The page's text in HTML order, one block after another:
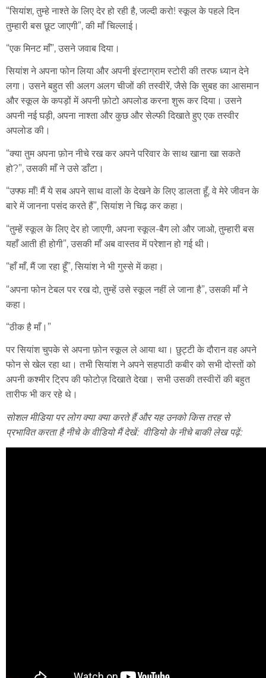
“सियांश, तुम्हे नाश्ते के लिए देर हो रही है, जल्दी करो! स्कूल के पहले दिन
तुम्हारी बस छूट जाएगी”, की माँ चिल्लाई।
“एक मिनट माँ”, उसने जवाब दिया।
सियांश ने अपना फोन लिया और अपनी इंस्टाग्राम स्टोरी की तरफ ध्यान देने
लगा। उसने बहुत सी अलग अलग चीजों की तस्वीरें, जैसे कि सुबह का आसमान
और स्कूल के कपड़ों में अपनी फ़ोटो अपलोड करना शुरू कर दिया। उसने
अपनी नई घड़ी, अपना नाश्ता और कुछ और सेल्फी दिखाते हुए एक तस्वीर
अपलोड की।
“क्या तुम अपना फ़ोन नीचे रख कर अपने परिवार के साथ खाना खा सकते
हो?”, उसकी माँ ने उसे डाँटा।
“उफ्फ माँ! मैं ये सब अपने साथ वालों के देखने के लिए डालता हूँ, वे मेरे जीवन के
बारे में जानना पसंद करते हैं”, सियांश ने चिढ़ कर कहा।
“तुम्हें स्कूल के लिए देर हो जाएगी, अपना स्कूल-बैग लो और जाओ, तुम्हारी बस
यहाँ आती ही होगी”, उसकी माँ अब वास्तव में परेशान हो गई थी।
“हाँ माँ, मैं जा रहा हूँ”, सियांश ने भी गुस्से में कहा।
“अपना फोन टेबल पर रख दो, तुम्हें उसे स्कूल नहीं ले जाना है”, उसकी माँ ने
कहा।
“ठीक है माँ।”
पर सियांश चुपके से अपना फ़ोन स्कूल ले आया था। छुट्टी के दौरान वह अपने
फोन से खेल रहा था। तभी सियांश ने अपने सहपाठी कबीर को सभी दोस्तों को
अपनी कश्मीर ट्रिप की फोटोज़ दिखाते देखा। सभी उसकी तस्वीरों की बहुत
तारीफ भी कर रहे थे।
सोशल मीडिया पर लोग क्या क्या करते हैं और यह उनको किस तरह से
प्रभावित करता है नीचे के वीडियो मैं देखें: वीडियो के नीचे बाकी लेख पढ़ें: